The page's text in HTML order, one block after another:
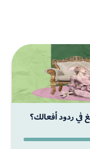
في ردود أفعالك؟